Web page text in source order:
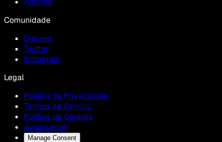
Comunidade
Discord
Twitter
Instagram
Legal
Política de Privacidade
Termos de Serviço
Política de Cookies
Aviso Legal
Manage Consent